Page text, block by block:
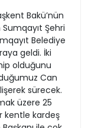
Bakü’nün
Şehri
Belediye
geldi. İki
olduğunu
Can
sürecek.
üzere 25
kentle kardeş